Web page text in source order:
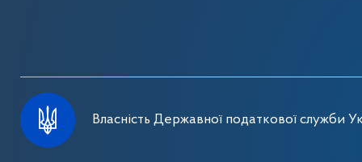
Власність Державної податкової служби